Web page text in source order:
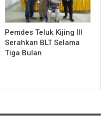
Pemdes Teluk Kijing III
Serahkan BLT Selama
Tiga Bulan